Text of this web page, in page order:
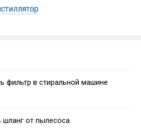
фильтр в стиральной машине
шланг от пылесоса